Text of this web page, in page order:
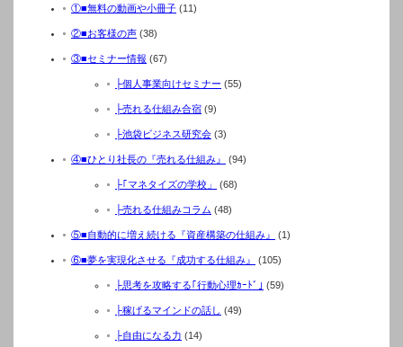
①■無料の動画や小冊子 (11)
②■お客様の声 (38)
③■セミナー情報 (67)
├個人事業向けセミナー (55)
├売れる仕組み合宿 (9)
├池袋ビジネス研究会 (3)
④■ひとり社長の『売れる仕組み』 (94)
├｢マネタイズの学校」 (68)
├売れる仕組みコラム (48)
⑤■自動的に増え続ける『資産構築の仕組み』 (1)
⑥■夢を実現化させる『成功する仕組み』 (105)
├思考を攻略する｢行動心理ｶｰﾄﾞ｣ (59)
├稼げるマインドの話し (49)
├自由になる力 (14)